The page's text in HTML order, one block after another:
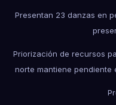
Presentan 23 danzas en
Priorización de recursos
norte mantiene pendiente